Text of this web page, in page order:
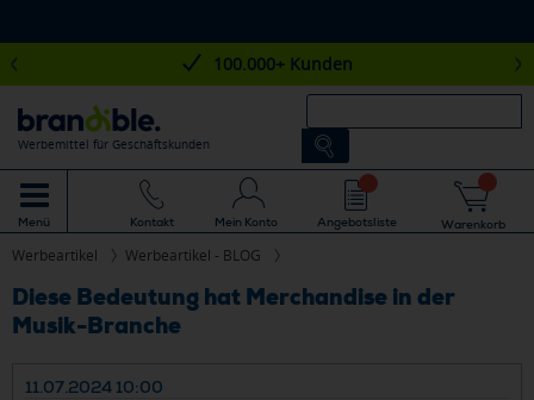
100.000+ Kunden
Werbemittel für Geschäftskunden
Menü Kontakt Mein Konto Angebotsliste Warenkorb
Werbeartikel Werbeartikel - BLOG
Diese Bedeutung hat Merchandise in der
Musik-Branche
11.07.2024 10:00